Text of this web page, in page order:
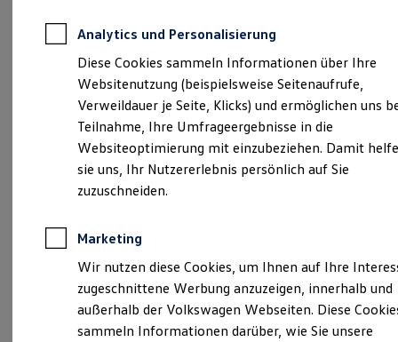
Kfz-Versicherung
Restschuldversicherungen
Garantien
Wartungsverträge
Geschäftskunden
Professional Class bei Volkswagen
Großkunden
Behörden
Direktkunden
Sonderfahrzeuge
Anpfiff zum Gewinn
Elektroautos
ID. Tutorials
Elektrofahrzeugkonzepte
Reichweite
Reichweite der ID. Modelle
Reichweite im Winter
Verantwortlich für die Inhalte auf dieser Seite ist die Jacobs
Automobile Bergheim GmbH (Impressum & Rechtliches)
Lechenicher Straße 30 - 38, 50126 Bergheim
info@jacobs-bergheim.de
Montag
Sonntag
Geschlossen
Analytics und Personalisierung
Diese Cookies sammeln Informationen über Ihre
Websitenutzung (beispielsweise Seitenaufrufe,
Verweildauer je Seite, Klicks) und ermöglichen uns
Teilnahme, Ihre Umfrageergebnisse in die
Websiteoptimierung mit einzubeziehen. Damit
sie uns, Ihr Nutzererlebnis persönlich auf Sie
zuzuschneiden.
Marketing
Wir nutzen diese Cookies, um Ihnen auf Ihre
zugeschnittene Werbung anzuzeigen, innerhalb und
außerhalb der Volkswagen Webseiten. Diese
sammeln Informationen darüber, wie Sie unsere